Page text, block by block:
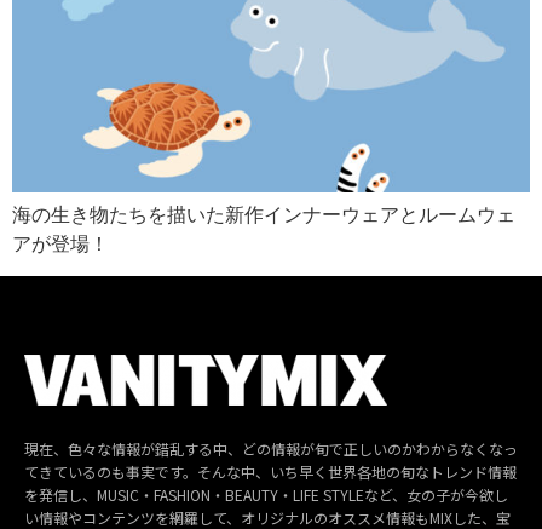
海の生き物たちを描いた新作インナーウェアとルームウェ
アが登場！
現在、色々な情報が錯乱する中、どの情報が旬で正しいのかわからなくなっ
てきているのも事実です。そんな中、いち早く世界各地の旬なトレンド情報
を発信し、MUSIC・FASHION・BEAUTY・LIFE STYLEなど、女の子が今欲し
い情報やコンテンツを網羅して、オリジナルのオススメ情報もMIXした、宝